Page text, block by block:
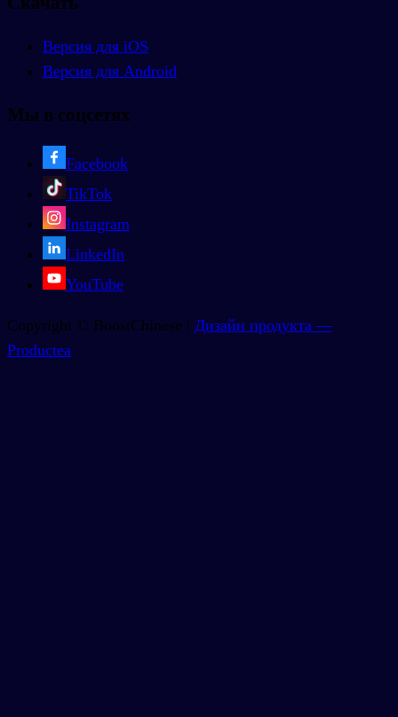
Версия для iOS
Версия для Android
Мы в соцсетях
Facebook
TikTok
Instagram
LinkedIn
YouTube
Copyright © BoostChinese | Дизайн продукта —
Productea